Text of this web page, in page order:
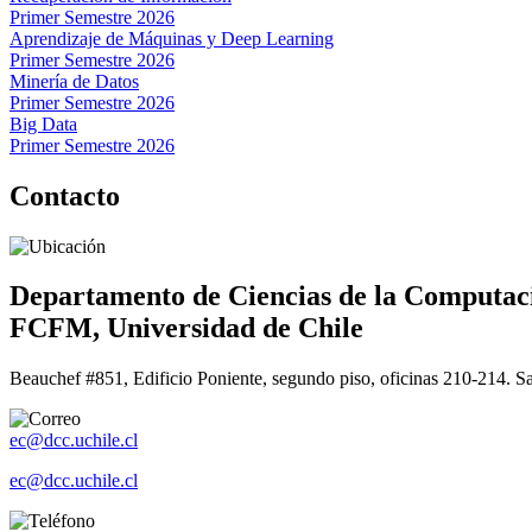
Primer Semestre 2026
Aprendizaje de Máquinas y Deep Learning
Primer Semestre 2026
Minería de Datos
Primer Semestre 2026
Big Data
Primer Semestre 2026
Contacto
Departamento de Ciencias de la
FCFM, Universidad de Chile
Beauchef #851, Edificio Poniente, segundo piso, oficinas 210-214.
ec@dcc.uchile.cl
ec@dcc.uchile.cl